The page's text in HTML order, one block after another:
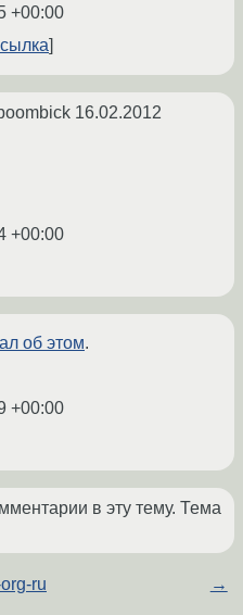
+00:00
16.02.2012
+00:00
об этом.
+00:00
в эту тему. Тема
ru →